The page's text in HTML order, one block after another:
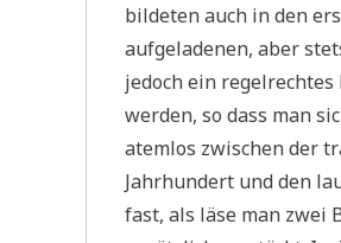
bildeten auch in den
aufgeladenen, aber
jedoch ein
werden, so dass man
atemlos zwischen der
Jahrhundert und den
fast, als läse man zwei